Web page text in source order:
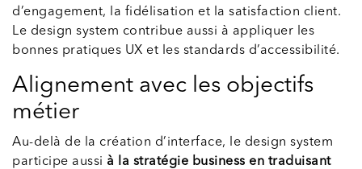
d’engagement, la fidélisation et la satisfaction client.
Le design system contribue aussi à appliquer les
bonnes pratiques UX et les standards d’accessibilité.
Alignement avec les objectifs
métier
Au-delà de la création d’interface, le design system
participe aussi à la stratégie business en traduisant